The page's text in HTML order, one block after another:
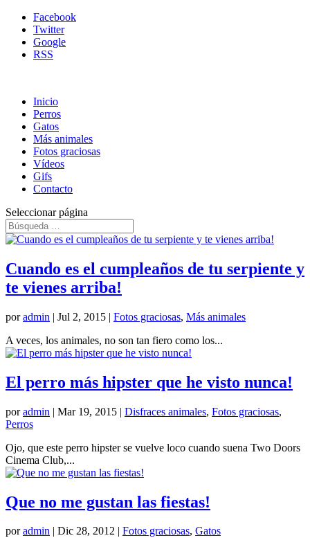
Facebook
Twitter
Google
RSS
Inicio
Perros
Gatos
Más animales
Fotos graciosas
Vídeos
Gifs
Contacto
Seleccionar página
Cuando es el cumpleaños de tu serpiente y
te vienes arriba!
poradmin | Jul 2, 2015 | Fotos graciosas, Más animales
A veces, los animales, no son tan fiero como los...
El perro más hipster que he visto nunca!
poradmin | Mar 19, 2015 | Disfraces animales, Fotos graciosas,
Perros
Ojo, que este perro hipster se vuelve loco cuando suena Two Doors
Cinema Club,...
Que no me gustan las fiestas!
poradmin | Dic 28, 2012 | Fotos graciosas, Gatos